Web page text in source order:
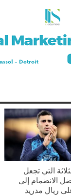
التي تجعل
الانضمام إلى
ريال مدريد